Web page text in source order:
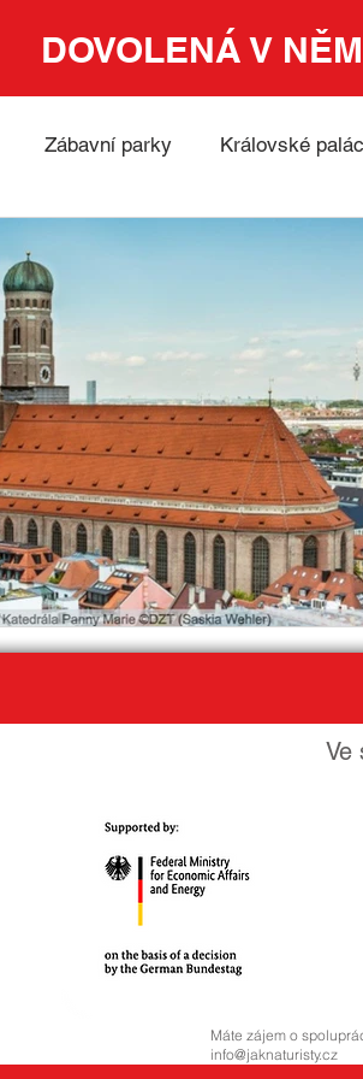
DOVOLENÁ V
Zábavní parky Královské
Advent &
Johann Sebastian Bach
Udržitelná dovolená
Ve
Máte zájem o
info@jaknaturisty.cz